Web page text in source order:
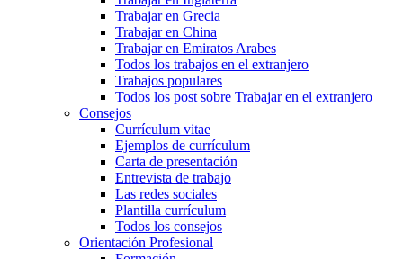
Trabajar en Grecia
Trabajar en China
Trabajar en Emiratos Arabes
Todos los trabajos en el extranjero
Trabajos populares
Todos los post sobre Trabajar en el extranjero
Consejos
Currículum vitae
Ejemplos de currículum
Carta de presentación
Entrevista de trabajo
Las redes sociales
Plantilla currículum
Todos los consejos
Orientación Profesional